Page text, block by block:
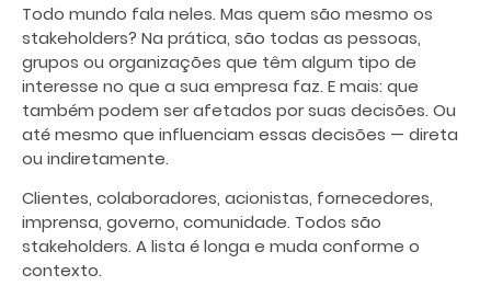
Todo mundo fala neles. Mas quem são mesmo os
stakeholders? Na prática, são todas as pessoas,
grupos ou organizações que têm algum tipo de
interesse no que a sua empresa faz. E mais: que
também podem ser afetados por suas decisões. Ou
até mesmo que influenciam essas decisões — direta
ou indiretamente.
Clientes, colaboradores, acionistas, fornecedores,
imprensa, governo, comunidade. Todos são
stakeholders. A lista é longa e muda conforme o
contexto.